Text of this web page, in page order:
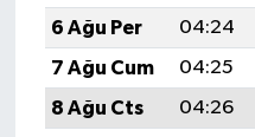
6 Ağu Per
04:24
7 Ağu Cum
04:25
8 Ağu Cts
04:26